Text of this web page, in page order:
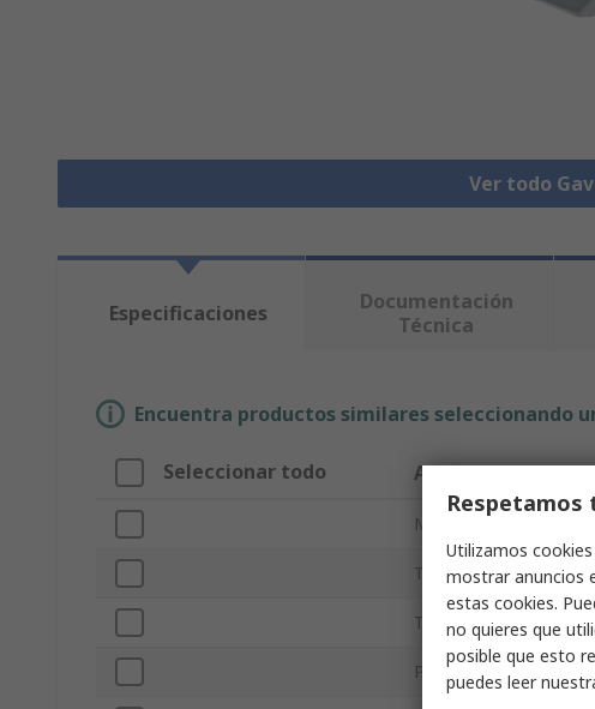
Ver todo
Especificaciones
Documentación
Técnica
Encuentra productos similares seleccionando
Seleccionar todo Atributo
Marca
Tipo Sub
Tipo de producto
Portátil
Respetamos
Utilizamos
mostrar anuncios
estas cookies.
no quieres que
posible que esto
puedes leer